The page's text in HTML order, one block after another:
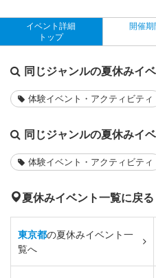
イベント詳細
トップ
開催
同じジャンルの夏休みイ
体験イベント・アクティビティ
同じジャンルの夏休みイ
体験イベント・アクティビティ
夏休みイベント一覧に戻る
東京都の夏休みイベント一
覧へ